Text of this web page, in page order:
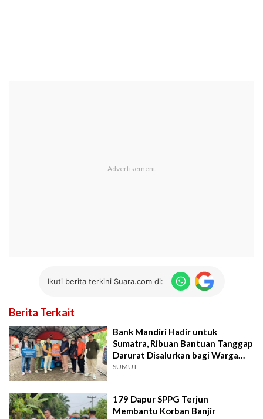
Ikuti berita terkini Suara.com di:
Berita Terkait
Bank Mandiri Hadir untuk
Sumatra, Ribuan Bantuan Tanggap
Darurat Disalurkan bagi Warga
Terdampak
SUMUT
179 Dapur SPPG Terjun
Membantu Korban Banjir